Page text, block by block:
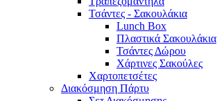
Τσάντες - Σακουλάκια
Lunch Box
Πλαστικά Σακουλάκια
Τσάντες Δώρου
Χάρτινες Σακούλες
Χαρτοπετσέτες
Διακόσμηση Πάρτυ